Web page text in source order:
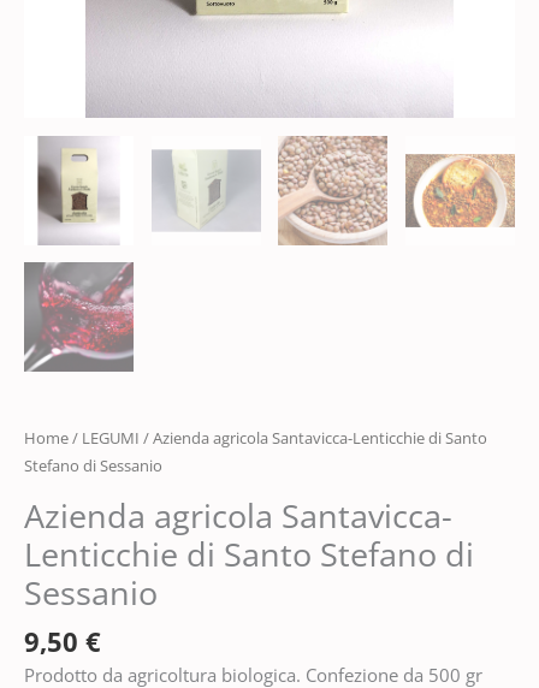
Home/ LEGUMI / Azienda agricola Santavicca-Lenticchie di Santo
Stefano di Sessanio
Azienda agricola Santavicca-
Lenticchie di Santo Stefano di
Sessanio
9,50 €
Prodotto da agricoltura biologica. Confezione da 500 gr